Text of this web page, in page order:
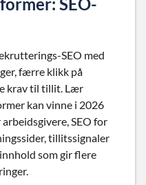
SEO med
færre klikk på
krav til tillit. Lær
kan vinne i 2026
SEO for
tillitssignaler
som gir flere